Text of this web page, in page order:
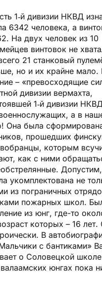
1‑й дивизии НКВД
6342 человека, а
На двух человек из 10
винтовок не
21 станковый
но и их крайне мало.
– «превосходящие
дивизии вермахта,
1‑й дивизии
а в
Она была
прошедших
которым
как с ними
Допустим,
укомплектована не
из пограничных
пожарных школ.
из юнг, где-то
которых – 16
В
с бантиками»
о Соловецкой
юнгах пока